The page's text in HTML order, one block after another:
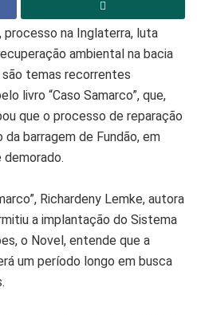
processo na Inglaterra, luta
ambiental na bacia
são temas recorrentes
livro “Caso Samarco”, que,
que o processo de reparação
barragem de Fundão, em
demorado.
Richardeny Lemke, autora
a implantação do Sistema
o Novel, entende que a
um período longo em busca